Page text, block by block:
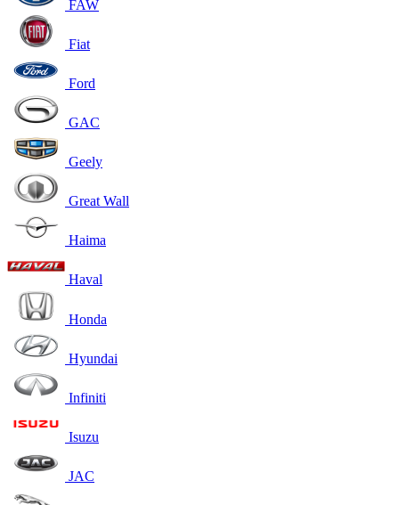
FAW
Fiat
Ford
GAC
Geely
Great Wall
Haima
Haval
Honda
Hyundai
Infiniti
Isuzu
JAC